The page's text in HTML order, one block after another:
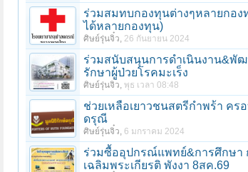
ร่วมสมทบกองทุนต่างๆหลายกอ
ได้หลายกองทุน)
ศิษย์รุ่นจิ๋ว, 26 กันยายน 2024
ร่วมสนับสนุนการดำเนินงาน&พัฒ
รักษาผู้ป่วยโรคมะเร็ง
ศิษย์รุ่นจิ๋ว, พุธ เวลา 08:48
ช่วยเหลือเยาวชนสตรีกำพร้า ค
ดรุณี
ศิษย์รุ่นจิ๋ว, 6 มกราคม 2024
ร่วมซื้ออุปกรณ์แพทย์&การศึกษา
เฉลิมพระเกียรติ พังงา 8สค.69